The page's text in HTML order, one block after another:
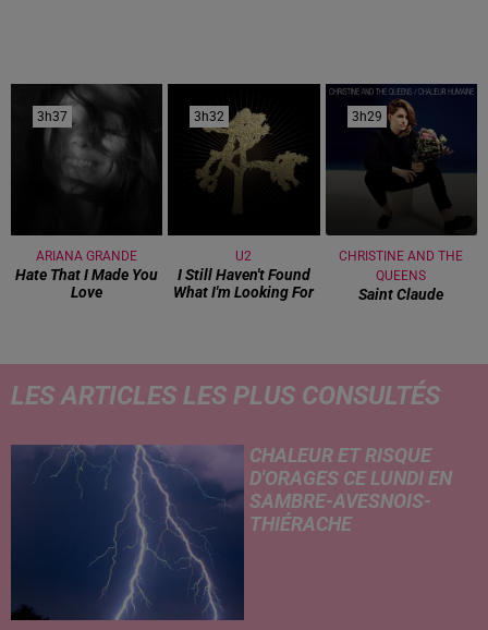
3h37
3h37
ARIANA GRANDE
Hate That I Made You
Love
3h32
3h32
U2
I Still Haven't Found
What I'm Looking For
3h29
3h29
CHRISTINE AND THE
QUEENS
Saint Claude
LES ARTICLES LES PLUS CONSULTÉS
CHALEUR ET RISQUE
D'ORAGES CE LUNDI EN
SAMBRE-AVESNOIS-
THIÉRACHE